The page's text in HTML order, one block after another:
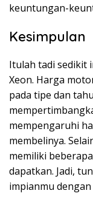
keuntungan-
Kesimpulan
Itulah tadi sedikit
Xeon. Harga
pada tipe dan
mempengaruhi
membelinya.
memiliki
dapatkan. Jadi,
impianmu